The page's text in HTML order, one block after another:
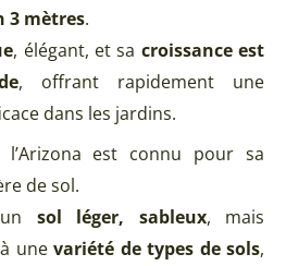
3 mètres.
, élégant, et sa croissance est
, offrant rapidement une
dans les jardins.
est connu pour sa
de sol.
sol léger, sableux, mais
une variété de types de sols,